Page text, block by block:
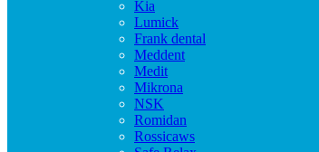
Kia
Lumick
Frank dental
Meddent
Medit
Mikrona
NSK
Romidan
Rossicaws